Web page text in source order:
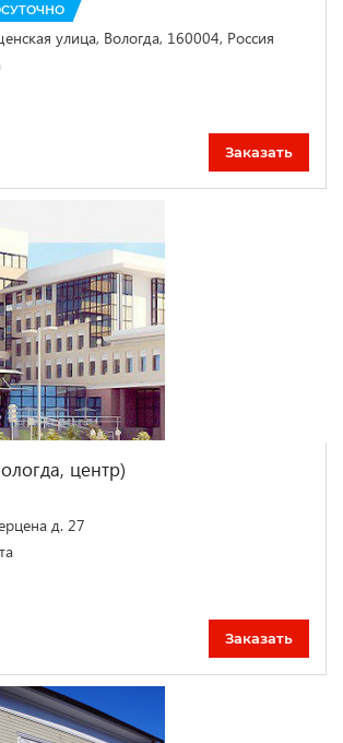
улица, Вологда, 160004, Россия
Заказать
центр)
д. 27
Заказать